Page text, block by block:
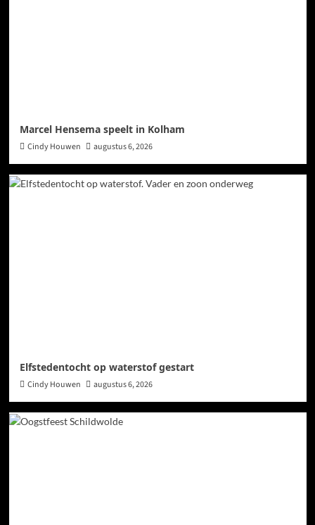
Marcel Hensema speelt in Kolham
Cindy Houwen augustus 6, 2026
Elfstedentocht op waterstof gestart
Cindy Houwen augustus 6, 2026